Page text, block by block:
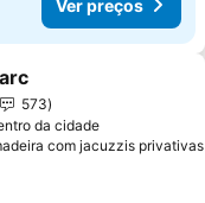
Ver preços
aos favoritos
573
da cidade
com jacuzzis privativas